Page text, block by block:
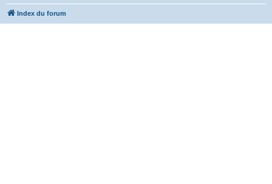
Index du forum